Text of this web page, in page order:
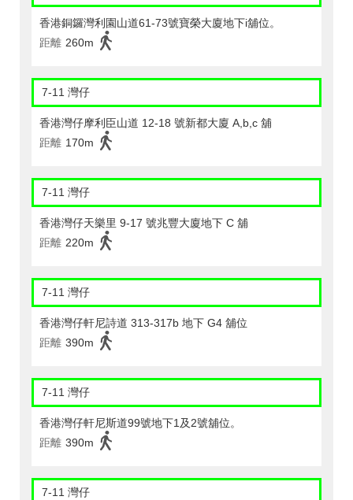
香港銅鑼灣利園山道61-73號寶榮大廈地下i舖位。
距離 260m
7-11 灣仔
香港灣仔摩利臣山道 12-18 號新都大廈 A,b,c 舖
距離 170m
7-11 灣仔
香港灣仔天樂里 9-17 號兆豐大廈地下 C 舖
距離 220m
7-11 灣仔
香港灣仔軒尼詩道 313-317b 地下 G4 舖位
距離 390m
7-11 灣仔
香港灣仔軒尼斯道99號地下1及2號舖位。
距離 390m
7-11 灣仔